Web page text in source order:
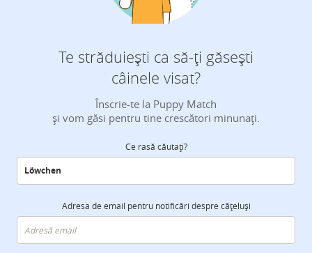
Te străduiești ca să-ți găsești
câinele visat?
Înscrie-te la Puppy Match
și vom găsi pentru tine crescători minunați.
Ce rasă căutați?
Adresa de email pentru notificări despre cățeluși